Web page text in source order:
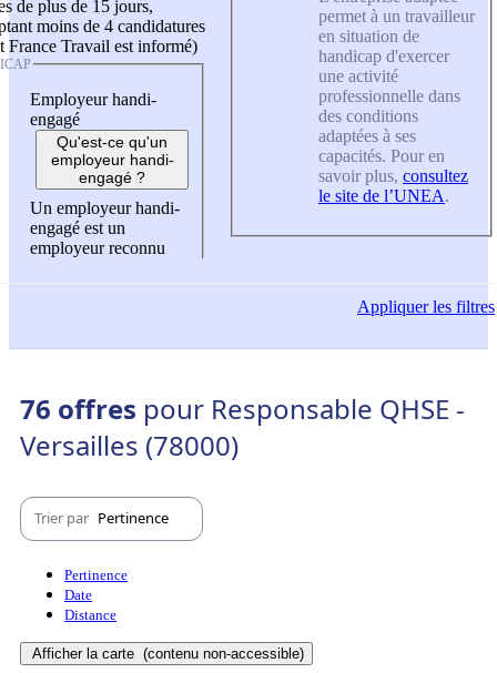
de plus de 15 jours,
moins de 4 candidatures
France Travail est informé)
Employeur handi-
engagé
Qu'est-ce qu'un
employeur handi-
engagé ?
Un employeur handi-
engagé est un
employeur reconnu
permet à un travailleur
en situation de
handicap d'exercer
une activité
professionnelle dans
des conditions
adaptées à ses
capacités. Pour en
savoir plus, consultez
le site de l’UNEA.
Appliquerles filtres
76 offres pour Responsable QHSE -
Versailles (78000)
Trier par Pertinence
Pertinence
Date
Distance
Afficher la carte (contenu non-accessible)